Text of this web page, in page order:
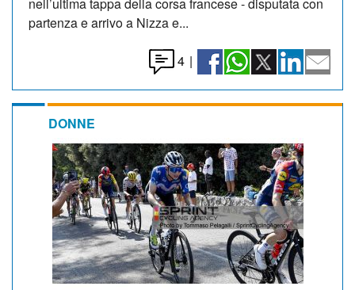
partenza e arrivo a Nizza e...
4 |
DONNE